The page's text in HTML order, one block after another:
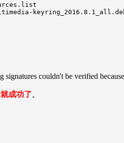
couldn't be verified
成功了。